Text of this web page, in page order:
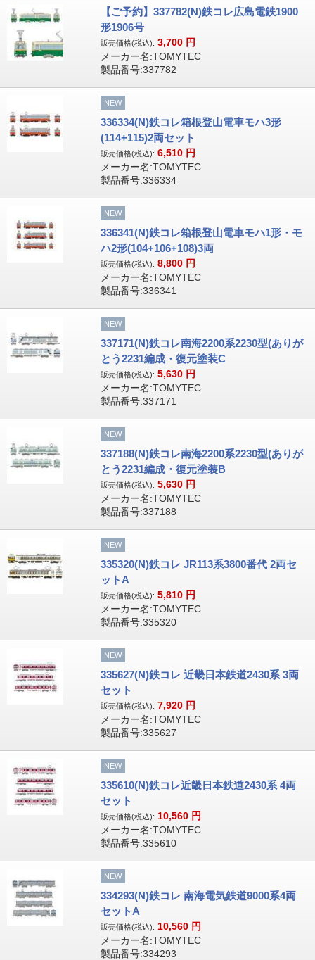
【ご予約】337782(N)鉄コレ広島電鉄1900
形1906号
販売価格(税込): 3,700 円
メーカー名:TOMYTEC
製品番号:337782
NEW
336334(N)鉄コレ箱根登山電車モハ3形
(114+115)2両セット
販売価格(税込): 6,510 円
メーカー名:TOMYTEC
製品番号:336334
NEW
336341(N)鉄コレ箱根登山電車モハ1形・モ
ハ2形(104+106+108)3両
販売価格(税込): 8,800 円
メーカー名:TOMYTEC
製品番号:336341
NEW
337171(N)鉄コレ南海2200系2230型(ありが
とう2231編成・復元塗装C
販売価格(税込): 5,630 円
メーカー名:TOMYTEC
製品番号:337171
NEW
337188(N)鉄コレ南海2200系2230型(ありが
とう2231編成・復元塗装B
販売価格(税込): 5,630 円
メーカー名:TOMYTEC
製品番号:337188
NEW
335320(N)鉄コレ JR113系3800番代 2両セ
ットA
販売価格(税込): 5,810 円
メーカー名:TOMYTEC
製品番号:335320
NEW
335627(N)鉄コレ 近畿日本鉄道2430系 3両
セット
販売価格(税込): 7,920 円
メーカー名:TOMYTEC
製品番号:335627
NEW
335610(N)鉄コレ近畿日本鉄道2430系 4両
セット
販売価格(税込): 10,560 円
メーカー名:TOMYTEC
製品番号:335610
NEW
334293(N)鉄コレ 南海電気鉄道9000系4両
セットA
販売価格(税込): 10,560 円
メーカー名:TOMYTEC
製品番号:334293